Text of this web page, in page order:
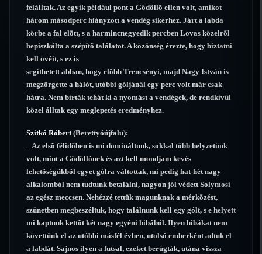
felálltak. Az egyik például pont a Gödöllõ ellen volt, amikot
három másodperc hiányzott a vendég sikerhez. Járt a labda
körbe a fal elõtt, s a harmincnegyedik percben Lovas közelrõl
bepiszkálta a szépítõ találatot. A közönség érezte, hogy biztatni
kell övéit, s ez is
segíthetett abban, hogy elõbb Trencsényi, majd Nagy István is
megzörgette a hálót, utóbbi góljánál egy perc volt már csak
hátra. Nem bírták tehát ki a nyomást a vendégek, de rendkívül
közel álltak egy meglepetés eredményhez.
Szitkó Róbert(Berettyóújfalu):
– Az elsõ félidõben is mi domináltunk, sokkal több helyzetünk
volt, mint a Gödöllõnek és azt kell mondjam kevés
lehetõségükbõl egyet gólra váltottak, mi pedig hat-hét nagy
alkalomból nem tudtunk betalálni, nagyon jól védett Solymosi
az egész meccsen. Nehézzé tettük magunknak a mérkõzést,
szünetben megbeszéltük, hogy találnunk kell egy gólt, s e helyett
mi kaptunk kettõt két nagy egyéni hibából. Ilyen hibákat nem
követtünk el az utóbbi másfél évben, utolsó emberként adtuk el
a labdát. Sajnos ilyen a futsal, ezeket berúgták, utána vissza